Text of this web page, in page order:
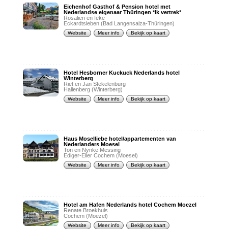
Eichenhof Gasthof & Pension hotel met
Nederlandse eigenaar Thüringen *Ik vertrek*
Rosalien en Ieke
Eckardtsleben (Bad Langensalza-Thüringen)
Website Meer info Bekijk op kaart
Hotel Hesborner Kuckuck Nederlands hotel
Winterberg
Riet en Jan Stekelenburg
Hallenberg (Winterberg)
Website Meer info Bekijk op kaart
Haus Moselliebe hotel/appartementen van
Nederlanders Moesel
Ton en Nynke Messing
Ediger-Eller Cochem (Moesel)
Website Meer info Bekijk op kaart
Hotel am Hafen Nederlands hotel Cochem Moezel
Renate Broekhuis
Cochem (Moezel)
Website Meer info Bekijk op kaart